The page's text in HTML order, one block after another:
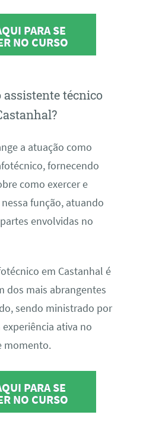
PARA SE
NO CURSO
técnico
a atuação como
fornecendo
como exercer e
função, atuando
envolvidas no
em Castanhal é
dos mais abrangentes
sendo ministrado por
ativa no
momento.
PARA SE
NO CURSO